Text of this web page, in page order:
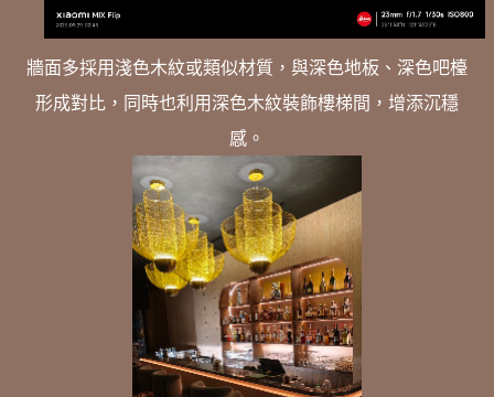
牆面多採用淺色木紋或類似材質，與深色地板、深色吧檯
形成對比，同時也利用深色木紋裝飾樓梯間，增添沉穩
感。